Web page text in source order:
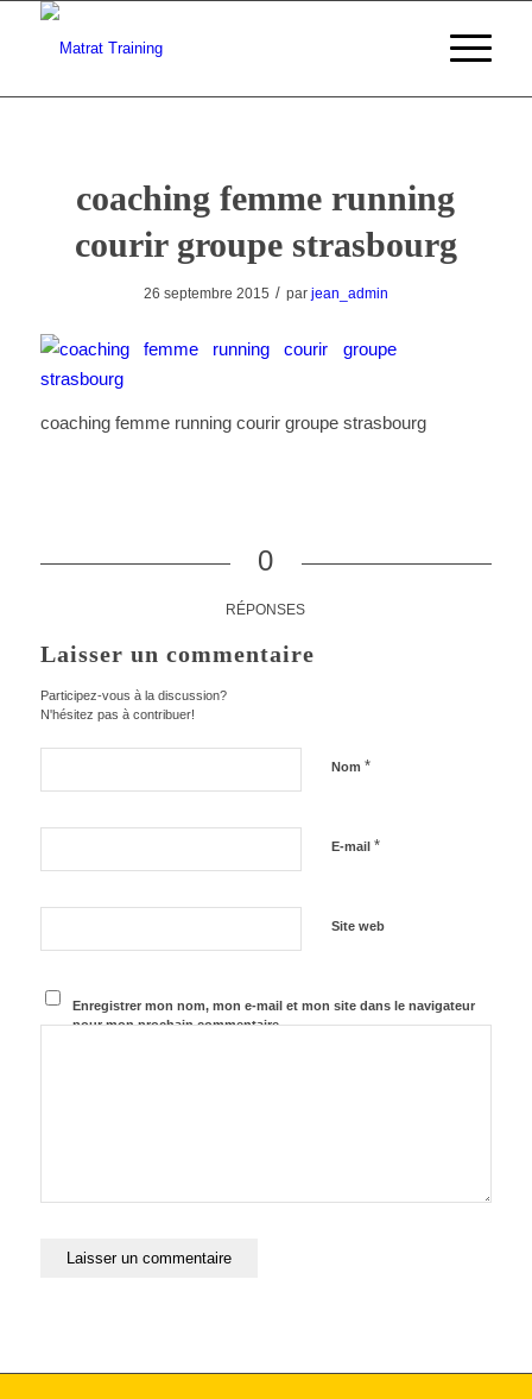
coaching femme running
courir groupe strasbourg
26 septembre 2015 / par jean_admin
coaching femme running courir groupe strasbourg
0
RÉPONSES
Laisser un commentaire
Participez-vous à la discussion?
N'hésitez pas à contribuer!
Nom *
E-mail *
Site web
Enregistrer mon nom, mon e-mail et mon site dans le navigateur
pour mon prochain commentaire.